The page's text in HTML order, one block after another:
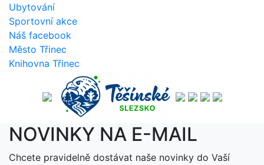
Ubytování
Sportovní akce
Náš facebook
Město Třinec
Knihovna Třinec
NOVINKY NA E-MAIL
Chcete pravidelně dostávat naše novinky do Vaší